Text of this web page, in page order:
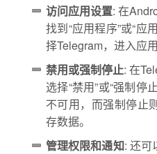
访问应用设置: 在
找到“应用程序”或“应
择Telegram，进入应
禁用或强制停止: 在
选择“禁用”或“强制停
不可用，而强制停止
存数据。
管理权限和通知: 还可